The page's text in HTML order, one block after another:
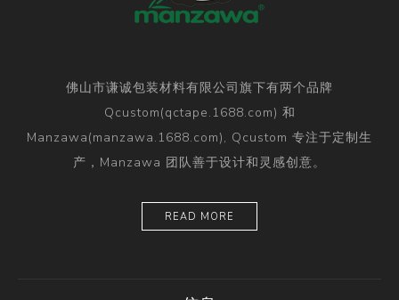
佛山市谦诚包装材料有限公司旗下有两个品牌
Qcustom(qctape.1688.com) 和
Manzawa(manzawa.1688.com), Qcustom 专注于定制生
产，Manzawa 团队善于设计和灵感创意。
READ MORE